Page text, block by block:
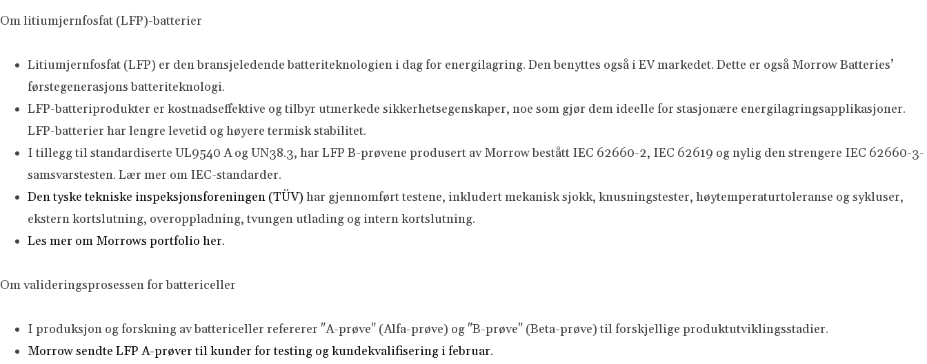
Om litiumjernfosfat (LFP)-batterier
Litiumjernfosfat (LFP) er den bransjeledende batteriteknologien i dag for energilagring. Den benyttes også i EV markedet. Dette er også Morrow Batteries’
førstegenerasjons batteriteknologi.
LFP-batteriprodukter er kostnadseffektive og tilbyr utmerkede sikkerhetsegenskaper, noe som gjør dem ideelle for stasjonære energilagringsapplikasjoner.
LFP-batterier har lengre levetid og høyere termisk stabilitet.
I tillegg til standardiserte UL9540 A og UN38.3, har LFP B-prøvene produsert av Morrow bestått IEC 62660-2, IEC 62619 og nylig den strengere IEC 62660-3-
samsvarstesten. Lær mer om IEC-standarder.
Den tyske tekniske inspeksjonsforeningen (TÜV) har gjennomført testene, inkludert mekanisk sjokk, knusningstester, høytemperaturtoleranse og sykluser,
ekstern kortslutning, overoppladning, tvungen utlading og intern kortslutning.
Les mer om Morrows portfolio her.
Om valideringsprosessen for battericeller
I produksjon og forskning av battericeller refererer "A-prøve" (Alfa-prøve) og "B-prøve" (Beta-prøve) til forskjellige produktutviklingsstadier.
Morrow sendte LFP A-prøver til kunder for testing og kundekvalifisering i februar.